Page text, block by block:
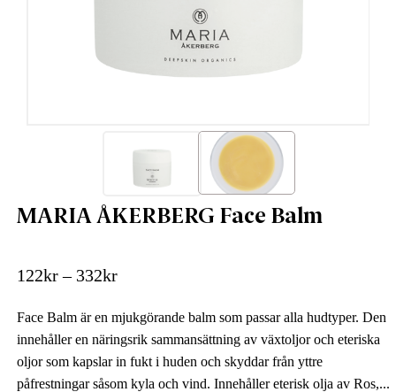
MARIA ÅKERBERG Face Balm
122kr– 332kr
Face Balm är en mjukgörande balm som passar alla hudtyper. Den
innehåller en näringsrik sammansättning av växtoljor och eteriska
oljor som kapslar in fukt i huden och skyddar från yttre
påfrestningar såsom kyla och vind. Innehåller eterisk olja av Ros,...